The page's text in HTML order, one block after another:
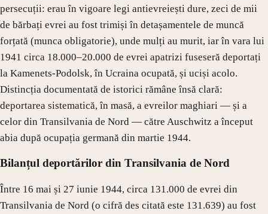
persecuții: erau în vigoare legi antievreiești dure, zeci de mii
de bărbați evrei au fost trimiși în detașamentele de muncă
forțată (munca obligatorie), unde mulți au murit, iar în vara lui
1941 circa 18.000–20.000 de evrei apatrizi fuseseră deportați
la Kamenets-Podolsk, în Ucraina ocupată, și uciși acolo.
Distincția documentată de istorici rămâne însă clară:
deportarea sistematică, în masă, a evreilor maghiari — și a
celor din Transilvania de Nord — către Auschwitz a început
abia după ocupația germană din martie 1944.
Bilanțul deportărilor din Transilvania de Nord
Între 16 mai și 27 iunie 1944, circa 131.000 de evrei din
Transilvania de Nord (o cifră des citată este 131.639) au fost